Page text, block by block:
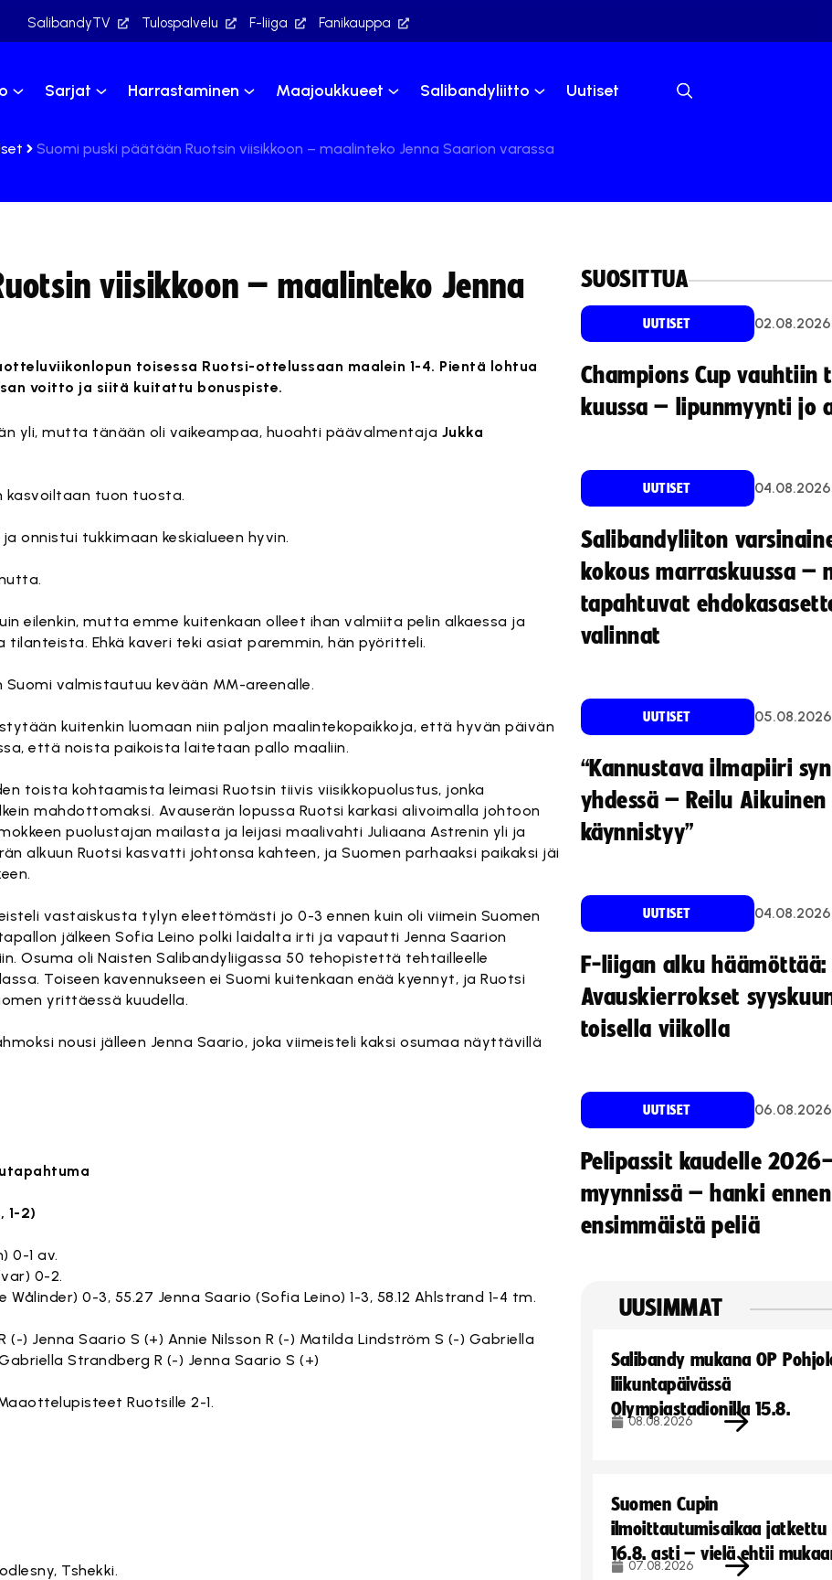
SalibandyTV Tulospalvelu F-liiga Fanikauppa
Sarjat Harrastaminen Maajoukkueet Salibandyliitto Uutiset
Suomi puski päätään Ruotsin viisikkoon – maalinteko Jenna Saarion varassa
viisikkoon – maalinteko Jenna
toisessa Ruotsi-ottelussaan maalein 1-4. Pientä lohtua
voitto ja siitä kuitattu bonuspiste.
yli, mutta tänään oli vaikeampaa, huoahti päävalmentaja Jukka
kasvoiltaan tuon tuosta.
onnistui tukkimaan keskialueen hyvin.
eilenkin, mutta emme kuitenkaan olleet ihan valmiita pelin alkaessa ja
Ehkä kaveri teki asiat paremmin, hän pyöritteli.
valmistautuu kevään MM-areenalle.
kuitenkin luomaan niin paljon maalintekopaikkoja, että hyvän päivän
että noista paikoista laitetaan pallo maaliin.
toista kohtaamista leimasi Ruotsin tiivis viisikkopuolustus, jonka
mahdottomaksi. Avauserän lopussa Ruotsi karkasi alivoimalla johtoon
puolustajan mailasta ja leijasi maalivahti Juliaana Astrenin yli ja
alkuun Ruotsi kasvatti johtonsa kahteen, ja Suomen parhaaksi paikaksi jäi
vastaiskusta tylyn eleettömästi jo 0-3 ennen kuin oli viimein Suomen
jälkeen Sofia Leino polki laidalta irti ja vapautti Jenna Saarion
Osuma oli Naisten Salibandyliigassa 50 tehopistettä tehtailleelle
Toiseen kavennukseen ei Suomi kuitenkaan enää kyennyt, ja Ruotsi
yrittäessä kuudella.
nousi jälleen Jenna Saario, joka viimeisteli kaksi osumaa näyttävillä
1-2)
0-1 av.
0-2.
Wålinder) 0-3, 55.27 Jenna Saario (Sofia Leino) 1-3, 58.12 Ahlstrand 1-4 tm.
(-) Jenna Saario S (+) Annie Nilsson R (-) Matilda Lindström S (-) Gabriella
Strandberg R (-) Jenna Saario S (+)
Ruotsille 2-1.
Tshekki.
SUOSITTUA
UUTISET 02.08.2026
Champions Cup vauhtiin
kuussa – lipunmyynti jo
UUTISET 04.08.2026
Salibandyliiton
kokous marraskuussa –
tapahtuvat
valinnat
UUTISET 05.08.2026
“Kannustava ilmapiiri
yhdessä – Reilu
käynnistyy”
UUTISET 04.08.2026
F-liigan alku häämöttää:
Avauskierrokset
toisella viikolla
UUTISET 06.08.2026
Pelipassit kaudelle
myynnissä – hanki ennen
ensimmäistä peliä
UUSIMMAT
Salibandy mukana OP
liikuntapäivässä
Olympiastadionilla 15.8.
08.08.2026
Suomen Cupin
ilmoittautumisaikaa jatkettu
16.8. asti – vielä ehtii
07.08.2026